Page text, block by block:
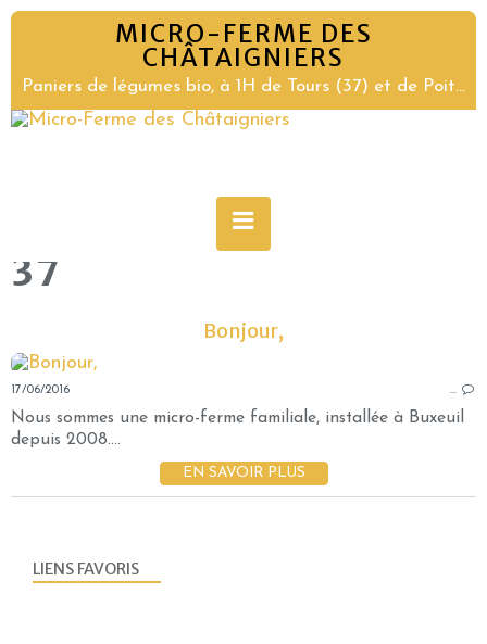
MICRO-FERME DES
CHÂTAIGNIERS
Paniers de légumes bio, à 1H de Tours (37) et de Poitiers (86)
37
Bonjour,
17/06/2016 …
Nous sommes une micro-ferme familiale, installée à Buxeuil
depuis 2008....
EN SAVOIR PLUS
LIENS FAVORIS